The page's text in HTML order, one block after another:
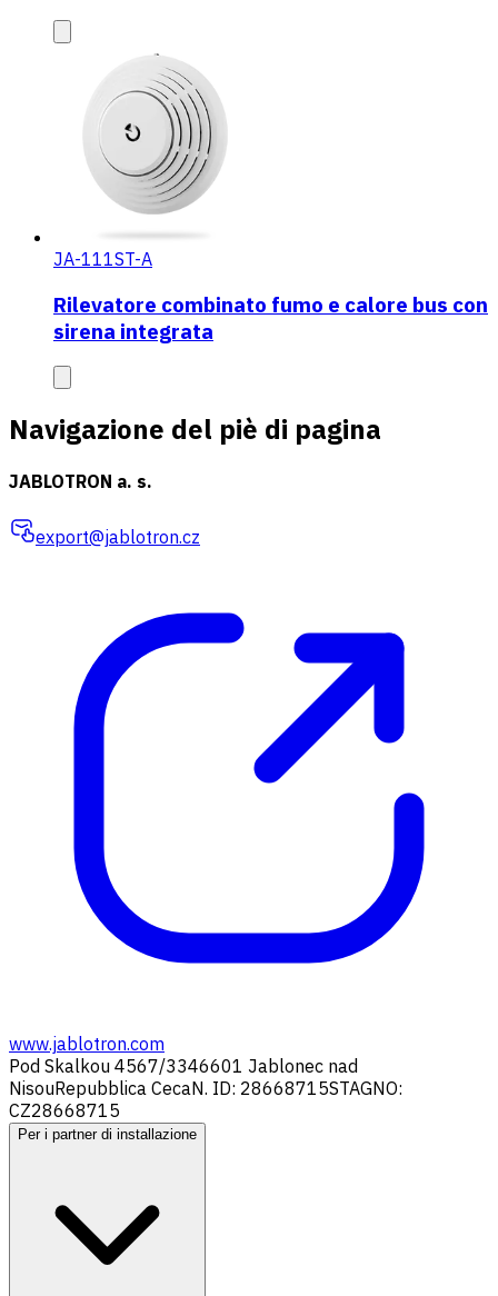
JA-111ST-A
Rilevatore combinato fumo e calore bus con
sirena integrata
Navigazione del piè di pagina
JABLOTRON a. s.
export@jablotron.cz
www.jablotron.com
Pod Skalkou 4567/3346601 Jablonec nad
NisouRepubblica CecaN. ID: 28668715STAGNO:
CZ28668715
Per i partner di installazione